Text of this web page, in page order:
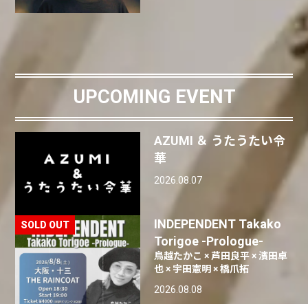
UPCOMING EVENT
AZUMI ＆ うたうたい令
華
2026.08.07
INDEPENDENT Takako
Torigoe -Prologue-
鳥越たかこ × 芦田良平 × 濱田卓
也 × 宇田憲明 × 橋爪拓
2026.08.08